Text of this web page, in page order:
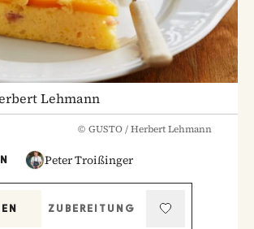
Lehmann
© GUSTO / Herbert Lehmann
Peter Troißinger
ZUBEREITUNG